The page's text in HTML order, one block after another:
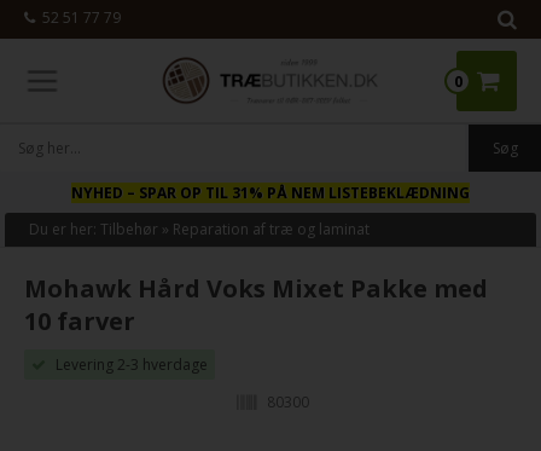
52 51 77 79
0
NYHED – SPAR OP TIL 31% PÅ NEM LISTEBEKLÆDNING
Du er her:Tilbehør » Reparation af træ og laminat
Mohawk Hård Voks Mixet Pakke med
10 farver
Levering 2-3 hverdage
80300